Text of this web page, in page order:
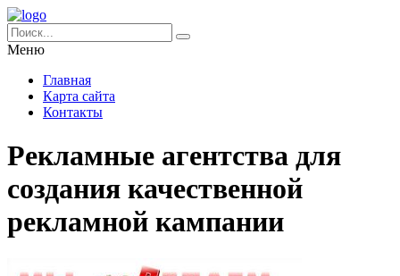
Меню
Главная
Карта сайта
Контакты
Рекламные агентства для
создания качественной
рекламной кампании